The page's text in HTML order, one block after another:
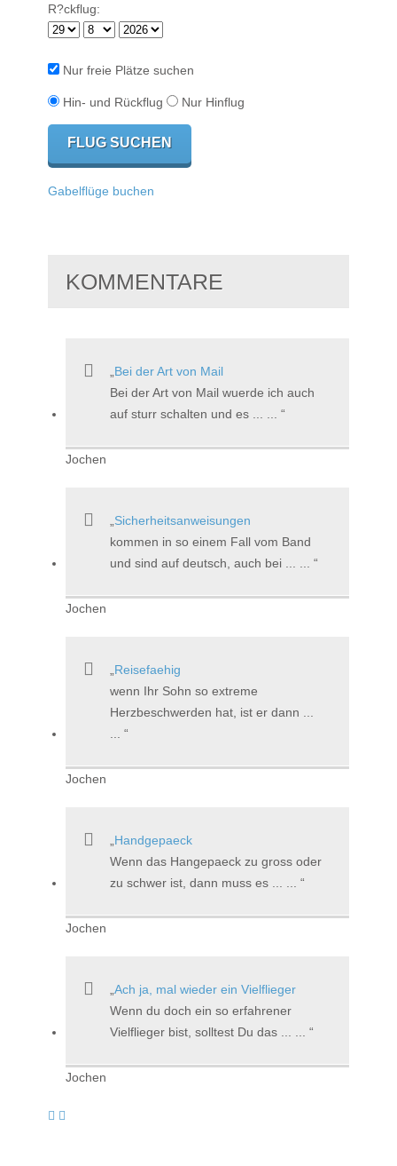
R?ckflug:
Nur freie Plätze suchen
Hin- und Rückflug Nur Hinflug
Gabelflüge buchen
KOMMENTARE
Bei der Art von Mail
Bei der Art von Mail wuerde ich auch
auf sturr schalten und es ... ...
Jochen
Sicherheitsanweisungen
kommen in so einem Fall vom Band
und sind auf deutsch, auch bei ... ...
Jochen
Reisefaehig
wenn Ihr Sohn so extreme
Herzbeschwerden hat, ist er dann ...
Jochen
Handgepaeck
Wenn das Hangepaeck zu gross oder
zu schwer ist, dann muss es ... ...
Jochen
Ach ja, mal wieder ein Vielflieger
Wenn du doch ein so erfahrener
Vielflieger bist, solltest Du das ... ...
Jochen